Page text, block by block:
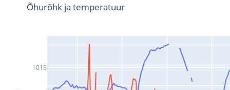
1015
Õhurõhk ja temperatuur